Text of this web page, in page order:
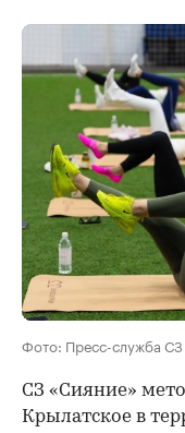
Фото: Пресс-служба
СЗ «Сияние»
Крылатское в